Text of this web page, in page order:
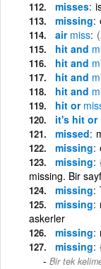
misses
missing
air miss
hit and
hit and
hit and
hit and
hit or
it's hit or
missed
missing
missing
missing. Bir
missing
missing
askerler
missing
missing
Bir tek